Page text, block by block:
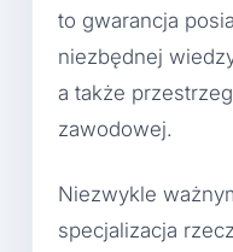
to gwarancja
niezbędnej
a także
zawodowej.
Niezwykle
specjalizacja